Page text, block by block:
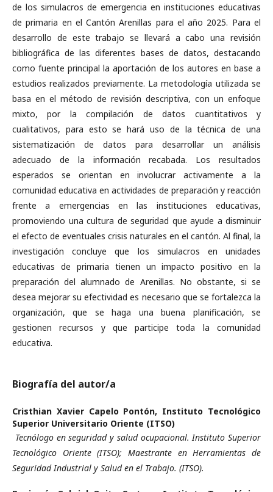
de los simulacros de emergencia en instituciones educativas
de primaria en el Cantón Arenillas para el año 2025. Para el
desarrollo de este trabajo se llevará a cabo una revisión
bibliográfica de las diferentes bases de datos, destacando
como fuente principal la aportación de los autores en base a
estudios realizados previamente. La metodología utilizada se
basa en el método de revisión descriptiva, con un enfoque
mixto, por la compilación de datos cuantitativos y
cualitativos, para esto se hará uso de la técnica de una
sistematización de datos para desarrollar un análisis
adecuado de la información recabada. Los resultados
esperados se orientan en involucrar activamente a la
comunidad educativa en actividades de preparación y reacción
frente a emergencias en las instituciones educativas,
promoviendo una cultura de seguridad que ayude a disminuir
el efecto de eventuales crisis naturales en el cantón. Al final, la
investigación concluye que los simulacros en unidades
educativas de primaria tienen un impacto positivo en la
preparación del alumnado de Arenillas. No obstante, si se
desea mejorar su efectividad es necesario que se fortalezca la
organización, que se haga una buena planificación, se
gestionen recursos y que participe toda la comunidad
educativa.
Biografía del autor/a
Cristhian Xavier Capelo Pontón, Instituto Tecnológico
Superior Universitario Oriente (ITSO)
Tecnólogo en seguridad y salud ocupacional. Instituto Superior
Tecnológico Oriente (ITSO); Maestrante en Herramientas de
Seguridad Industrial y Salud en el Trabajo. (ITSO).